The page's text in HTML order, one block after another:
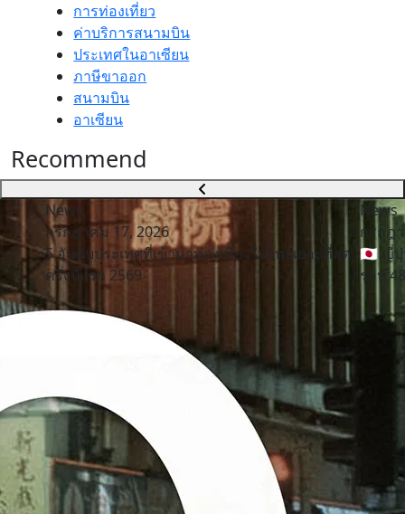
การท่องเที่ยว
ค่าบริการสนามบิน
ประเทศในอาเซียน
ภาษีขาออก
สนามบิน
อาเซียน
Recommend
News
กรกฎาคม 17, 2026
5 อันดับประเทศที่เข้ามาท่องเที่ยวในไทยเยอะที่สุด
ครึ่งปีแรก 2569
News
กรกฎ
🇯🇵 ญี่ปุ่
รอบ